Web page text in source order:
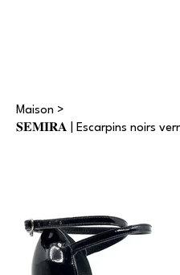
Maison >
𝐒𝐄𝐌𝐈𝐑𝐀 | Escarpins noirs